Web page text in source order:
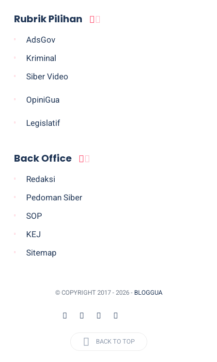
Rubrik Pilihan
AdsGov
Kriminal
Siber Video
OpiniGua
Legislatif
Back Office
Redaksi
Pedoman Siber
SOP
KEJ
Sitemap
© COPYRIGHT 2017 - 2026 - BLOGGUA
BACK TO TOP